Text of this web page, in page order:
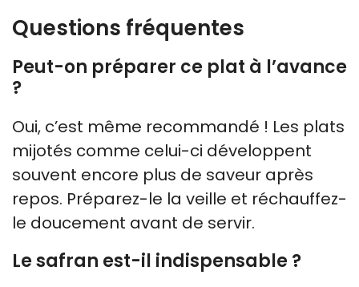
Questions fréquentes
Peut-on préparer ce plat à l’avance
?
Oui, c’est même recommandé ! Les plats
mijotés comme celui-ci développent
souvent encore plus de saveur après
repos. Préparez-le la veille et réchauffez-
le doucement avant de servir.
Le safran est-il indispensable ?